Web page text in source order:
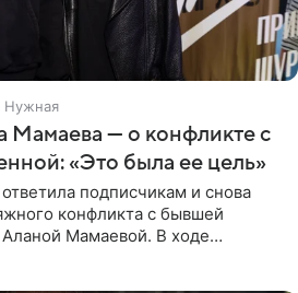
Нужная
Мамаева — о конфликте с
«Это была ее цель»
подписчикам и снова
конфликта с бывшей
Аланой Мамаевой. В ходе